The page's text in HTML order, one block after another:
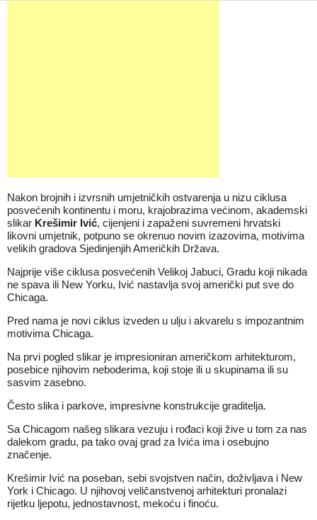
Nakon brojnih i izvrsnih umjetničkih ostvarenja u nizu ciklusa
posvećenih kontinentu i moru, krajobrazima većinom, akademski
slikar Krešimir Ivić, cijenjeni i zapaženi suvremeni hrvatski
likovni umjetnik, potpuno se okrenuo novim izazovima, motivima
velikih gradova Sjedinjenjih Američkih Država.
Najprije više ciklusa posvećenih Velikoj Jabuci, Gradu koji nikada
ne spava ili New Yorku, Ivić nastavlja svoj američki put sve do
Chicaga.
Pred nama je novi ciklus izveden u ulju i akvarelu s impozantnim
motivima Chicaga.
Na prvi pogled slikar je impresioniran američkom arhitekturom,
posebice njihovim neboderima, koji stoje ili u skupinama ili su
sasvim zasebno.
Često slika i parkove, impresivne konstrukcije graditelja.
Sa Chicagom našeg slikara vezuju i rođaci koji žive u tom za nas
dalekom gradu, pa tako ovaj grad za Ivića ima i osebujno
značenje.
Krešimir Ivić na poseban, sebi svojstven način, doživljava i New
York i Chicago. U njihovoj veličanstvenoj arhitekturi pronalazi
rijetku ljepotu, jednostavnost, mekoću i finoću.